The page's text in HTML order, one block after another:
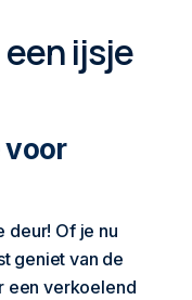
ijsje
voor
deur! Of je nu
geniet van de
een verkoelend